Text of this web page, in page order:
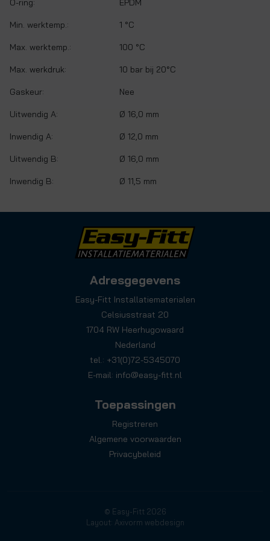
O-ring: EPDM
Min. werktemp.: 1 °C
Max. werktemp.: 100 °C
Max. werkdruk: 10 bar bij 20°C
Gaskeur: Nee
Uitwendig A: Ø 16,0 mm
Inwendig A: Ø 12,0 mm
Uitwendig B: Ø 16,0 mm
Inwendig B: Ø 11,5 mm
Adresgegevens
Easy-Fitt Installatiematerialen
Celsiusstraat 20
1704 RW Heerhugowaard
Nederland
tel.: +31(0)72-5345070
E-mail: info@easy-fitt.nl
Toepassingen
Registreren
Algemene voorwaarden
Privacybeleid
© Easy-Fitt 2026
Layout: Axivorm webdesign